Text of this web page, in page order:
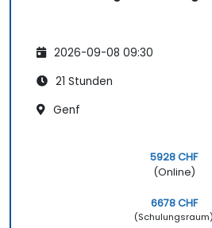
2026-09-08 09:30
21 Stunden
Genf
5928 CHF
(Online)
6678 CHF
(Schulungsraum)